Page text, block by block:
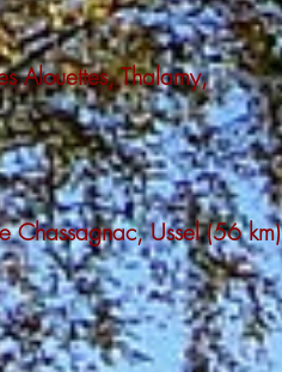
Alouettes, Thalamy,
Chassagnac, Ussel (56 km)